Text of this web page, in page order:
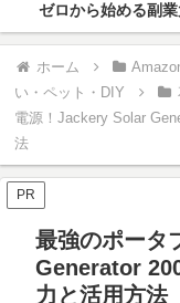
ゼロから始める副
ホーム
い・ペット・DIY
電源！Jackery Solar
法
PR
最強のポータ
Generator
力と活用方法